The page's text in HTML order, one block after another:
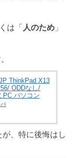
は「 人のため 」
ThinkPad X13
ODDなし/
PC パソコン
、特に後悔はし